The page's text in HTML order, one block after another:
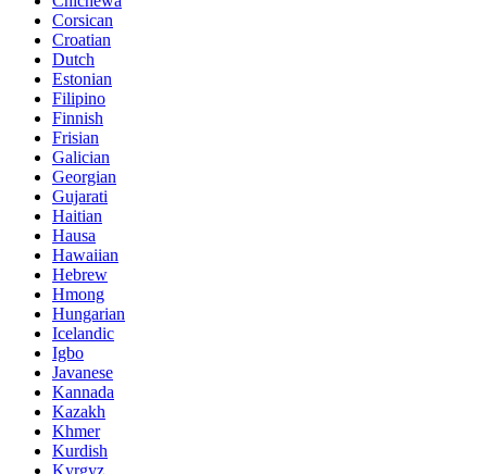
Corsican
Croatian
Dutch
Estonian
Filipino
Finnish
Frisian
Galician
Georgian
Gujarati
Haitian
Hausa
Hawaiian
Hebrew
Hmong
Hungarian
Icelandic
Igbo
Javanese
Kannada
Kazakh
Khmer
Kurdish
Kyrgyz